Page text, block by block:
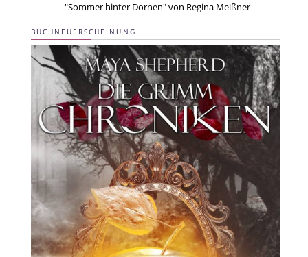
"Sommer hinter Dornen" von Regina Meißner
BUCHNEUERSCHEINUNG